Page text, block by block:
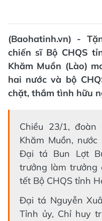
(Baohatinh.vn) -
chiến sĩ Bộ CHQS
Khăm Muồn (Lào)
hai nước và bộ
chặt, thắm tình hữu
Chiều 23/1,
Khăm Muồn,
Đại tá Bun Lợt
trưởng làm trưởng
tết Bộ CHQS tỉnh
Đại tá Nguyễn
Tỉnh ủy, Chỉ huy